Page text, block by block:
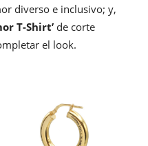
diverso e inclusivo; y,
T-Shirt’ de corte
el look.